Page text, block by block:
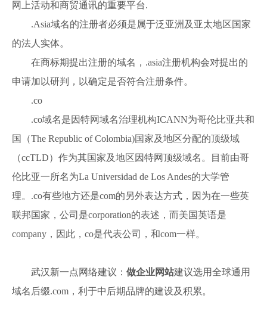
网上活动和商贸通讯的重要平台.
.Asia域名的注册者必须是属于泛亚洲及亚太地区国家
的法人实体。
在商标期提出注册的域名，.asia注册机构会对提出的
申请加以研判，以确定是否符合注册条件。
.co
.co域名是因特网域名治理机构ICANN为哥伦比亚共和
国（The Republic of Colombia)国家及地区分配的顶级域
（ccTLD）作为其国家及地区因特网顶级域名。目前由哥
伦比亚一所名为La Universidad de Los Andes的大学管
理。.co有些地方还是com的另外表达方式，因为在一些英
联邦国家，公司是corporation的表述，而美国英语是
company，因此，co是代表公司，和com一样。
武汉新一点网络建议： 做企业网站建议选用全球通用
域名后缀.com，利于中后期品牌的建设及积累。